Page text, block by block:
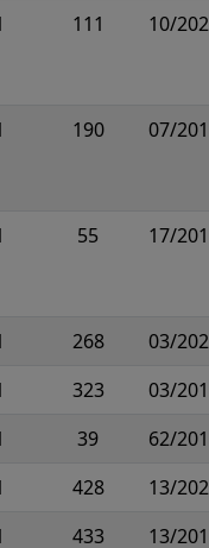
111 10/
190 07/
55 17/
268
03/
323
03/
39
62/
428
13/
433
13/